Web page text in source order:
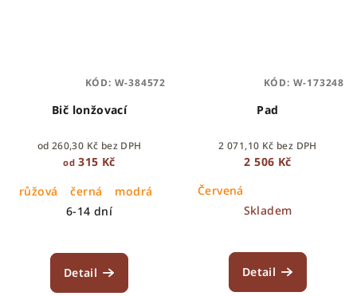
Bič lonžovací
od 260,30 Kč bez DPH
od 315 Kč
růžová
černá
modrá
6-14 dní
Detail
KÓD: W-384572
Pad
2 071,10 Kč bez DPH
2 506 Kč
Červená
Skladem
Detail
KÓD: W-173248